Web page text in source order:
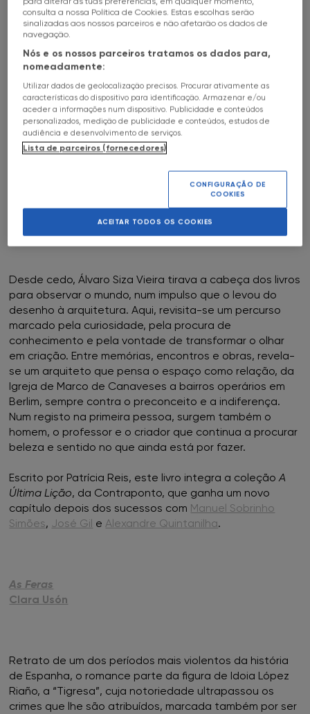
FNAC Alfragide
FNAC AlgarveShopping
FNAC Almada
FNAC Amoreiras
FNAC Braga
FNAC Cascais
FNAC Castelo Branco
FNAC Chiado
FNAC Coimbra
FNAC Colombo
FNAC Évora
FNAC Faro
FNAC Gaia
FNAC IST
FNAC Loulé
FNAC Madeira
detetive Týr e a patologista Idunn conduzem uma
investigação que expõe segredos cada vez mais
perturbadores ligados ao passado recente das vítimas.
A islandesa Yrsa Sigurðardóttir, uma das vozes centrais
do noirnórdico, constrói aqui uma narrativa tensa e
atmosférica. Estará em Matosinhos, no Literatura em
Viagem, onde participa a 11 de abril, na Galeria
Municipal, numa entrevista de vida conduzida por Isabel
Lucas. Livro já disponível.
A Última Lição de Álvaro Siza Vieira
Desde cedo, Álvaro Siza Vieira tirava a cabeça dos livros
para observar o mundo, num impulso que o levou do
desenho à arquitetura. Aqui, revisita-se um percurso
marcado pela curiosidade, pela procura de
conhecimento e pela vontade de transformar o olhar
em criação. Entre memórias, encontros e obras, revela-
se um arquiteto que pensa o espaço como relação, da
Igreja de Marco de Canaveses a bairros operários em
Berlim, sempre contra o preconceito e a indiferença.
Num registo na primeira pessoa, surgem também o
homem, o professor e o criador que continua a procurar
beleza e sentido no que ainda está por fazer.
Escrito por Patrícia Reis, este livro integra a coleçãoA
Última Lição, da Contraponto, que ganha um novo
capítulo depois dos sucessos com Manuel Sobrinho
Simões, José Gil eAlexandre Quintanilha.
As Feras
Clara Usón
Retrato de um dos períodos mais violentos da história
de Espanha, o romance parte da figura de Idoia López
Riaño, a “Tigresa”, cuja notoriedade ultrapassou os
crimes que lhe são atribuídos, marcada também por ser
consulta a nossa Política de Cookies. Estas escolhas serão
sinalizadas aos nossos parceiros e não afetarão os dados de
navegação.
Nós e os nossos parceiros tratamos os dados para,
nomeadamente:
Utilizar dados de geolocalização precisos. Procurar ativamente as
características do dispositivo para identificação. Armazenar e/ou
aceder a informações num dispositivo. Publicidade e conteúdos
personalizados, medição de publicidade e conteúdos, estudos de
audiência e desenvolvimento de serviços.
Lista de parceiros (fornecedores)
CONFIGURAÇÃO DE
COOKIES
ACEITAR TODOS OS COOKIES